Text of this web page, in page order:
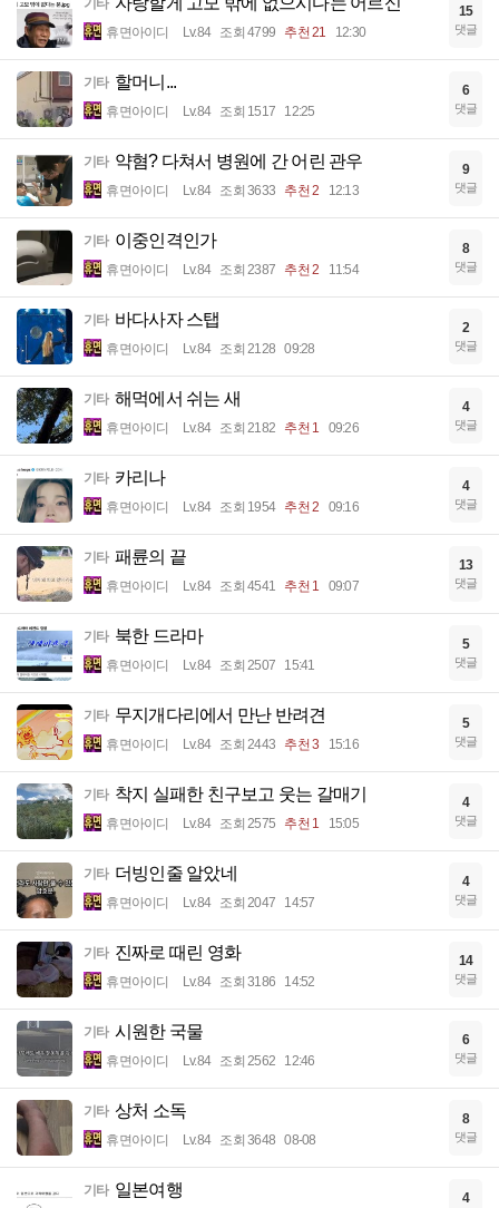
기타
휴면아이디 Lv.84 조회 4799 추천 21 12:30
15
댓글
기타 할머니...
휴면아이디 Lv.84 조회 1517 12:25
6
댓글
기타 약혐? 다쳐서 병원에 간 어린 관우
휴면아이디 Lv.84 조회 3633 추천 2 12:13
9
댓글
기타 이중인격인가
휴면아이디 Lv.84 조회 2387 추천 2 11:54
8
댓글
기타 바다사자 스탭
휴면아이디 Lv.84 조회 2128 09:28
2
댓글
기타 해먹에서 쉬는 새
휴면아이디 Lv.84 조회 2182 추천 1 09:26
4
댓글
기타 카리나
휴면아이디 Lv.84 조회 1954 추천 2 09:16
4
댓글
기타 패륜의 끝
휴면아이디 Lv.84 조회 4541 추천 1 09:07
13
댓글
기타 북한 드라마
휴면아이디 Lv.84 조회 2507 15:41
5
댓글
기타 무지개다리에서 만난 반려견
휴면아이디 Lv.84 조회 2443 추천 3 15:16
5
댓글
기타 착지 실패한 친구보고 웃는 갈매기
휴면아이디 Lv.84 조회 2575 추천 1 15:05
4
댓글
기타 더빙인줄 알았네
휴면아이디 Lv.84 조회 2047 14:57
4
댓글
기타 진짜로 때린 영화
휴면아이디 Lv.84 조회 3186 14:52
14
댓글
기타 시원한 국물
휴면아이디 Lv.84 조회 2562 12:46
6
댓글
기타 상처 소독
휴면아이디 Lv.84 조회 3648 08-08
8
댓글
기타 일본여행 4